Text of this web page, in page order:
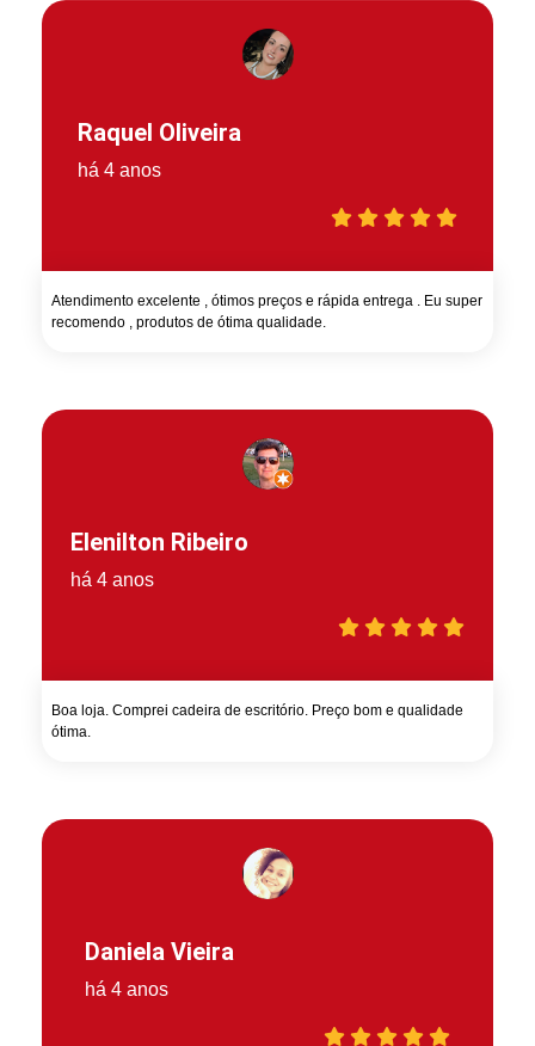
Raquel Oliveira
há 4 anos
Atendimento excelente , ótimos preços e rápida entrega . Eu super
recomendo , produtos de ótima qualidade.
Elenilton Ribeiro
há 4 anos
Boa loja. Comprei cadeira de escritório. Preço bom e qualidade
ótima.
Daniela Vieira
há 4 anos